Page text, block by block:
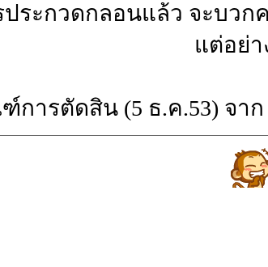
ประกวดกลอนแล้ว จะบว
แต่อย่า
การตัดสิน (5 ธ.ค.53) จาก